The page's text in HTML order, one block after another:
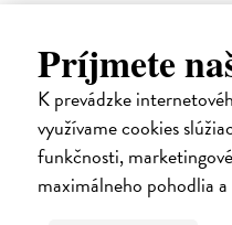
Príjmete
K prevádzke
využívame cookies
funkčnosti,
maximálneho pohodlia
Ďalšie z